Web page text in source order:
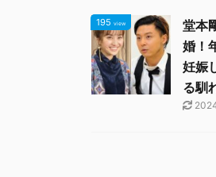
195 view
堂本
婚！
妊娠
る馴